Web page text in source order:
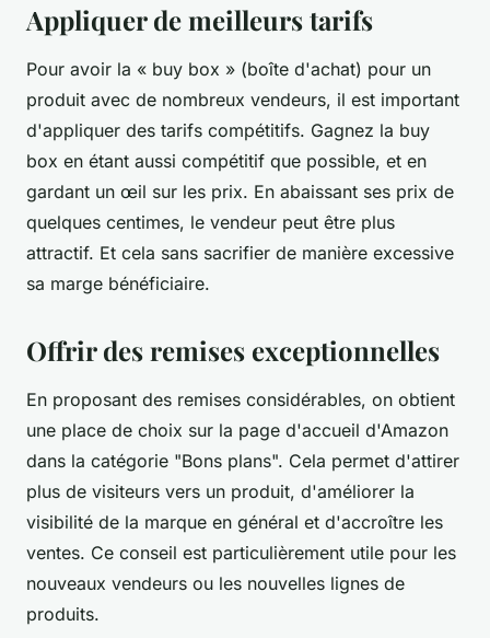
Appliquer de meilleurs tarifs
Pour avoir la « buy box » (boîte d'achat) pour un
produit avec de nombreux vendeurs, il est important
d'appliquer des tarifs compétitifs. Gagnez la buy
box en étant aussi compétitif que possible, et en
gardant un œil sur les prix. En abaissant ses prix de
quelques centimes, le vendeur peut être plus
attractif. Et cela sans sacrifier de manière excessive
sa marge bénéficiaire.
Offrir des remises exceptionnelles
En proposant des remises considérables, on obtient
une place de choix sur la page d'accueil d'Amazon
dans la catégorie "Bons plans". Cela permet d'attirer
plus de visiteurs vers un produit, d'améliorer la
visibilité de la marque en général et d'accroître les
ventes. Ce conseil est particulièrement utile pour les
nouveaux vendeurs ou les nouvelles lignes de
produits.